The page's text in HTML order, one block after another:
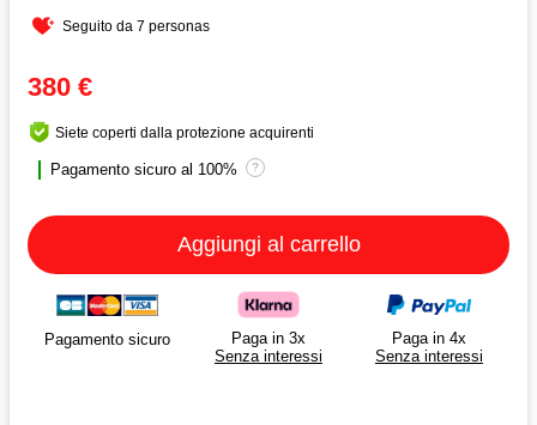
Seguito da 7 personas
380 €
Siete coperti dalla protezione acquirenti
Pagamento sicuro al 100% ?
Aggiungi al carrello
Pagamento sicuro
Paga in 3x
Senza interessi
Paga in 4x
Senza interessi